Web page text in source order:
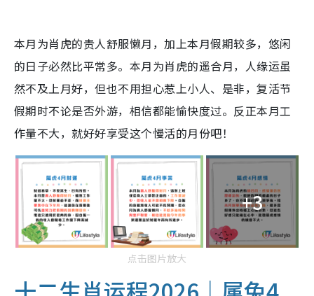
本月为肖虎的贵人舒服懒月，加上本月假期较多，悠闲
的日子必然比平常多。本月为肖虎的遥合月，人缘运虽
然不及上月好，但也不用担心惹上小人、是非，复活节
假期时不论是否外游，相信都能愉快度过。反正本月工
作量不大，就好好享受这个慢活的月份吧！
+3
点击图片放大